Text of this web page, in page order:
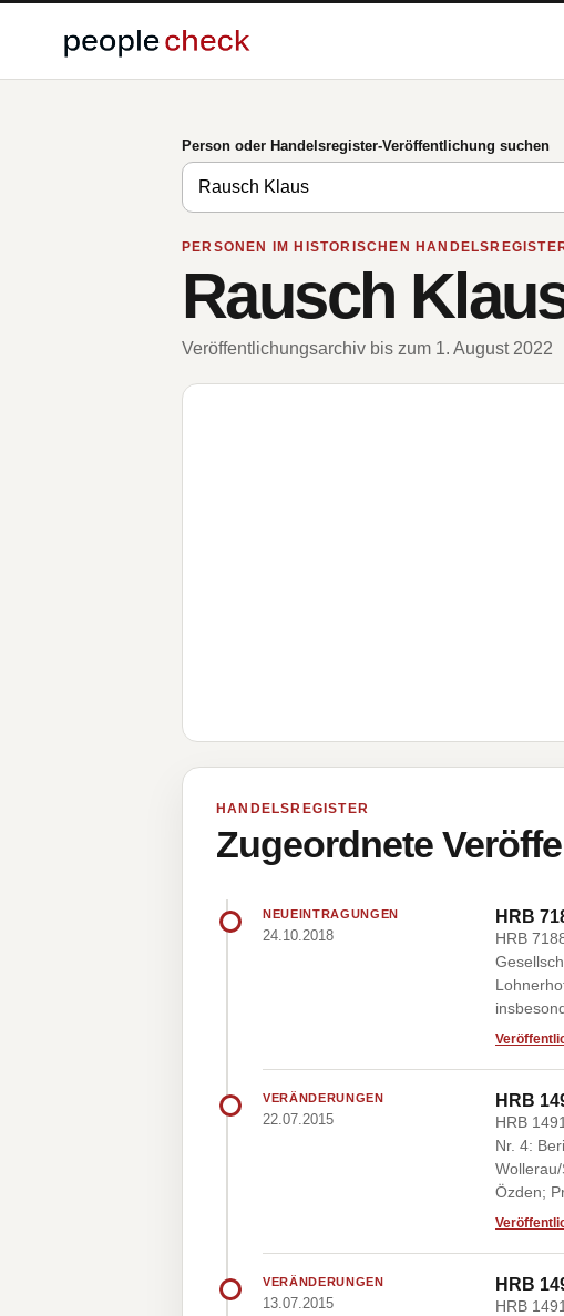
Person oder Handelsregister-Veröffentlichung suchen
PERSONEN IM HISTORISCHEN
Rausch
Veröffentlichungsarchiv bis zum 1. August 2022
HANDELSREGISTER
Zugeordnete
NEUEINTRAGUNGEN
24.10.2018
HRB
HRB
VERÄNDERUNGEN
22.07.2015
HRB
HRB
Nr. 4:
Özden;
VERÄNDERUNGEN
13.07.2015
HRB
HRB